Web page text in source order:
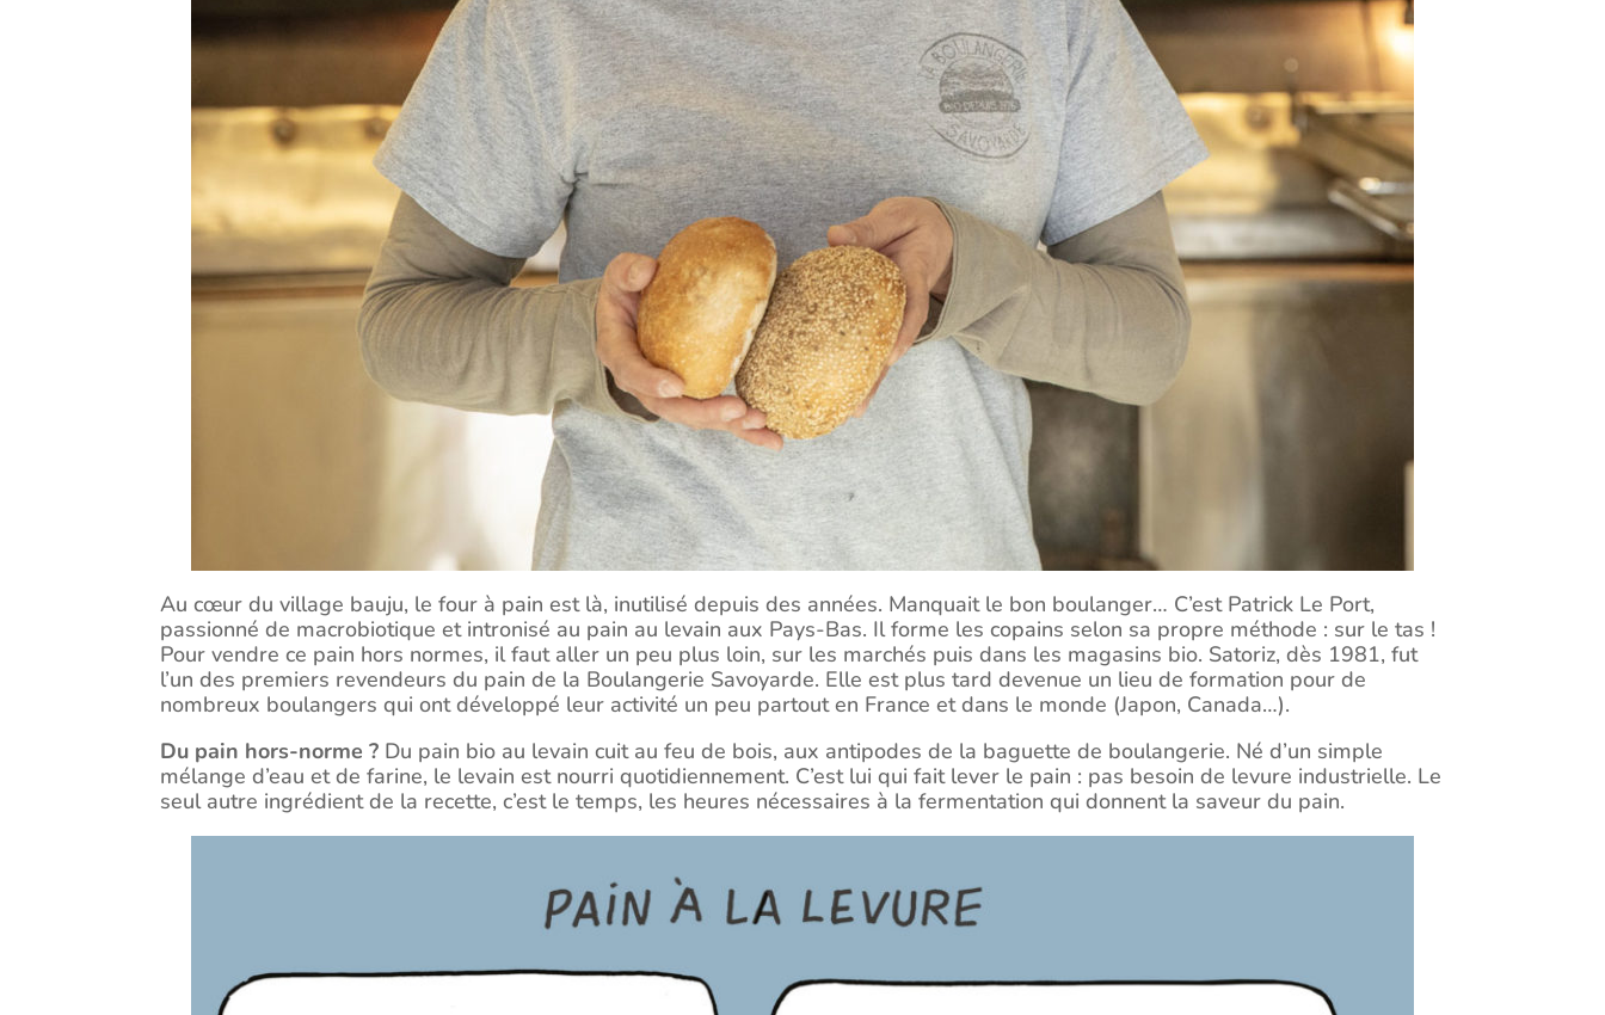
Au cœur du village bauju, le four à pain est là, inutilisé depuis des années. Manquait le bon boulanger… C’est Patrick Le Port,
passionné de macrobiotique et intronisé au pain au levain aux Pays-Bas. Il forme les copains selon sa propre méthode : sur le tas !
Pour vendre ce pain hors normes, il faut aller un peu plus loin, sur les marchés puis dans les magasins bio. Satoriz, dès 1981, fut
l’un des premiers revendeurs du pain de la Boulangerie Savoyarde. Elle est plus tard devenue un lieu de formation pour de
nombreux boulangers qui ont développé leur activité un peu partout en France et dans le monde (Japon, Canada…).
Du pain hors-norme ? Du pain bio au levain cuit au feu de bois, aux antipodes de la baguette de boulangerie. Né d’un simple
mélange d’eau et de farine, le levain est nourri quotidiennement. C’est lui qui fait lever le pain : pas besoin de levure industrielle. Le
seul autre ingrédient de la recette, c’est le temps, les heures nécessaires à la fermentation qui donnent la saveur du pain.